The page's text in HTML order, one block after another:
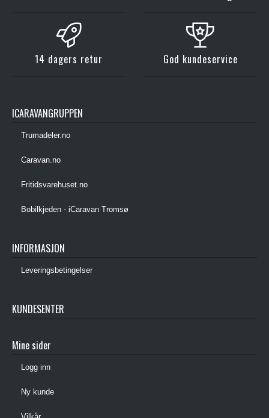
14 dagers retur God kundeservice
ICARAVANGRUPPEN
Trumadeler.no
Caravan.no
Fritidsvarehuset.no
Bobilkjeden - iCaravan Tromsø
INFORMASJON
Leveringsbetingelser
KUNDESENTER
Mine sider
Logg inn
Ny kunde